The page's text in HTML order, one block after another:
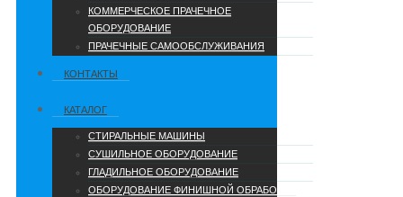
КОММЕРЧЕСКОЕ ПРАЧЕЧНОЕ
ОБОРУДОВАНИЕ
ПРАЧЕЧНЫЕ САМООБСЛУЖИВАНИЯ
КОНТАКТЫ
КАТАЛОГ
СТИРАЛЬНЫЕ МАШИНЫ
СУШИЛЬНОЕ ОБОРУДОВАНИЕ
ГЛАДИЛЬНОЕ ОБОРУДОВАНИЕ
ОБОРУДОВАНИЕ ФИНИШНОЙ ОБРАБОТКИ